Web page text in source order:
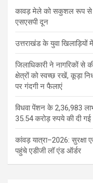
कावड़ मेले को सकुशल रूप से
एसएसपी दून
उत्तराखंड के युवा खिलाड़ियों
जिलाधिकारी ने नागरिकों
क्षेत्रों को स्वच्छ रखें, कूड़ा
पर गंदगी न फैलाएं
विधवा पेंशन के 2,36,983
35.54 करोड़ रुपये की दी गई
कांवड़ यात्रा–2026: सुरक्षा
पहुंचे एडीजी लॉ एंड ऑर्डर